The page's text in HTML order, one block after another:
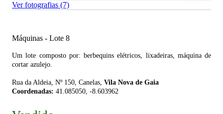
Ver fotografias (7)
Máquinas - Lote 8
Um lote composto por: berbequins elétricos, lixadeiras, máquina de
cortar azulejo.
Rua da Aldeia, Nº 150, Canelas, Vila Nova de Gaia
Coordenadas: 41.085050, -8.603962